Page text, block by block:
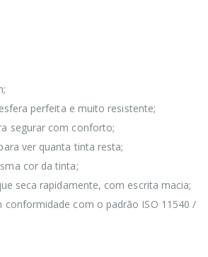
perfeita e muito resistente;
segurar com conforto;
ver quanta tinta resta;
cor da tinta;
seca rapidamente, com escrita macia;
conformidade com o padrão ISO 11540 /